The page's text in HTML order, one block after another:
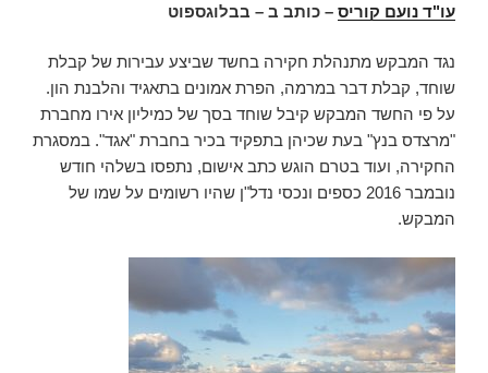
עו"ד נועם קוריס – כותב ב – בבלוגספוט
נגד המבקש מתנהלת חקירה בחשד שביצע עבירות של קבלת
שוחד, קבלת דבר במרמה, הפרת אמונים בתאגיד והלבנת הון.
על פי החשד המבקש קיבל שוחד בסך של כמיליון אירו מחברת
"מרצדס בנץ" בעת שכיהן בתפקיד בכיר בחברת "אגד". במסגרת
החקירה, ועוד בטרם הוגש כתב אישום, נתפסו בשלהי חודש
נובמבר 2016 כספים ונכסי נדל"ן שהיו רשומים על שמו של
המבקש.